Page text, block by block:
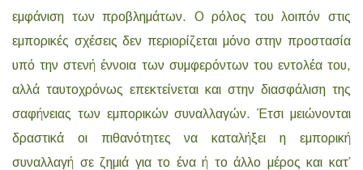
εμφάνιση των προβλημάτων. Ο ρόλος του λοιπόν στις
εμπορικές σχέσεις δεν περιορίζεται μόνο στην προστασία
υπό την στενή έννοια των συμφερόντων του εντολέα του,
αλλά ταυτοχρόνως επεκτείνεται και στην διασφάλιση της
σαφήνειας των εμπορικών συναλλαγών. Έτσι μειώνονται
δραστικά οι πιθανότητες να καταλήξει η εμπορική
συναλλαγή σε ζημιά για το ένα ή το άλλο μέρος και κατ’